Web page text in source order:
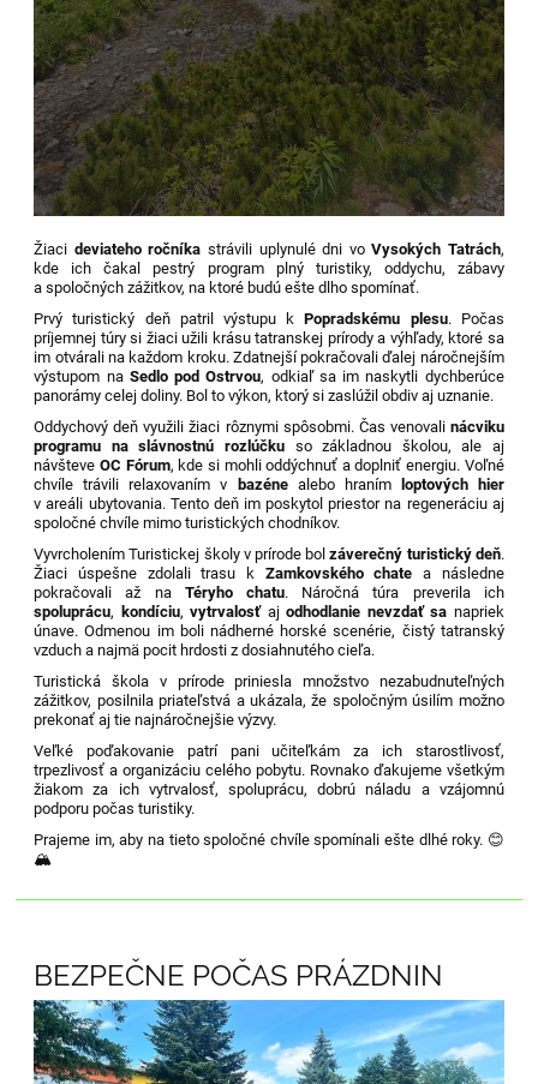
Žiaci deviateho ročníka strávili uplynulé dni voVysokých Tatrách,
kde ich čakal pestrý program plný turistiky, oddychu, zábavy
a spoločných zážitkov, na ktoré budú ešte dlho spomínať.
Prvý turistický deň patril výstupu kPopradskému plesu. Počas
príjemnej túry si žiaci užili krásu tatranskej prírody a výhľady, ktoré sa
im otvárali na každom kroku. Zdatnejší pokračovali ďalej náročnejším
výstupom na Sedlo pod Ostrvou, odkiaľ sa im naskytli dychberúce
panorámy celej doliny. Bol to výkon, ktorý si zaslúžil obdiv aj uznanie.
Oddychový deň využili žiaci rôznymi spôsobmi. Čas venovali nácviku
programu na slávnostnú rozlúčkuso základnou školou, ale aj
návšteve OC Fórum, kde si mohli oddýchnuť a doplniť energiu. Voľné
chvíle trávili relaxovaním v bazénealebo hraním loptových hier
v areáli ubytovania. Tento deň im poskytol priestor na regeneráciu aj
spoločné chvíle mimo turistických chodníkov.
Vyvrcholením Turistickej školy v prírode bolzáverečný turistický deň.
Žiaci úspešne zdolali trasu k Zamkovského chate a následne
pokračovali až na Téryho chatu. Náročná túra preverila ich
spoluprácu, kondíciu,vytrvalosťajodhodlanie nevzdať sa napriek
únave. Odmenou im boli nádherné horské scenérie, čistý tatranský
vzduch a najmä pocit hrdosti z dosiahnutého cieľa.
Turistická škola v prírode priniesla množstvo nezabudnuteľných
zážitkov, posilnila priateľstvá a ukázala, že spoločným úsilím možno
prekonať aj tie najnáročnejšie výzvy.
Veľké poďakovanie patrí pani učiteľkám za ich starostlivosť,
trpezlivosť a organizáciu celého pobytu. Rovnako ďakujeme všetkým
žiakom za ich vytrvalosť, spoluprácu, dobrú náladu a vzájomnú
podporu počas turistiky.
Prajeme im, aby na tieto spoločné chvíle spomínali ešte dlhé roky. 😊
🏔️
BEZPEČNE POČAS PRÁZDNIN